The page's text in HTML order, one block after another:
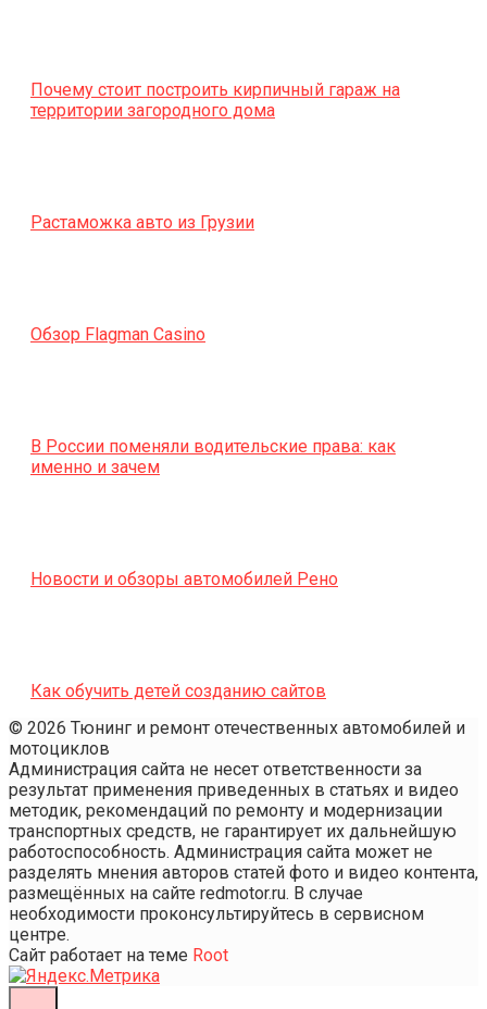
Почему стоит построить кирпичный гараж на
территории загородного дома
Растаможка авто из Грузии
Обзор Flagman Casino
В России поменяли водительские права: как
именно и зачем
Новости и обзоры автомобилей Рено
Как обучить детей созданию сайтов
© 2026 Тюнинг и ремонт отечественных автомобилей и
мотоциклов
Администрация сайта не несет ответственности за
результат применения приведенных в статьях и видео
методик, рекомендаций по ремонту и модернизации
транспортных средств, не гарантирует их дальнейшую
работоспособность. Администрация сайта может не
разделять мнения авторов статей фото и видео контента,
размещённых на сайте redmotor.ru. В случае
необходимости проконсультируйтесь в сервисном
центре.
Сайт работает на теме Root